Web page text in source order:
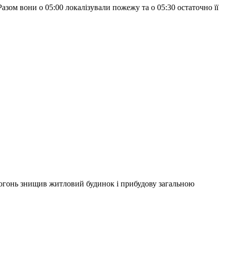
вони о 05:00 локалізували пожежу та о 05:30 остаточно її
знищив житловий будинок і прибудову загальною